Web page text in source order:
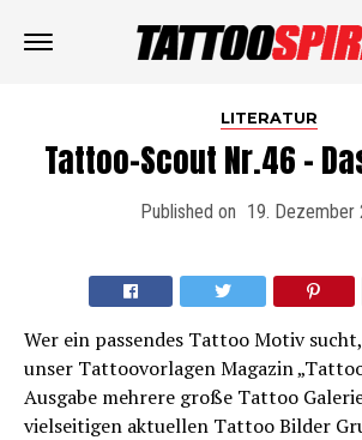
LITERATUR
Tattoo-Scout Nr.46 –
Published on 19. Dezember
Wer ein passendes Tattoo Motiv
unser Tattoovorlagen Magazin
Ausgabe mehrere große Tattoo
vielseitigen aktuellen Tattoo Bilder